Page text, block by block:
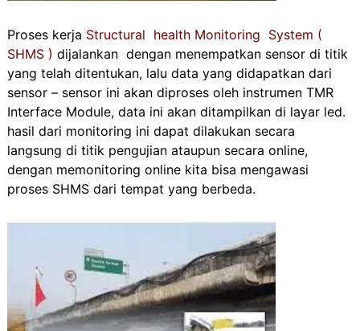
Proses kerja Structural health Monitoring System (
SHMS ) dijalankan dengan menempatkan sensor di titik
yang telah ditentukan, lalu data yang didapatkan dari
sensor – sensor ini akan diproses oleh instrumen TMR
Interface Module, data ini akan ditampilkan di layar led.
hasil dari monitoring ini dapat dilakukan secara
langsung di titik pengujian ataupun secara online,
dengan memonitoring online kita bisa mengawasi
proses SHMS dari tempat yang berbeda.